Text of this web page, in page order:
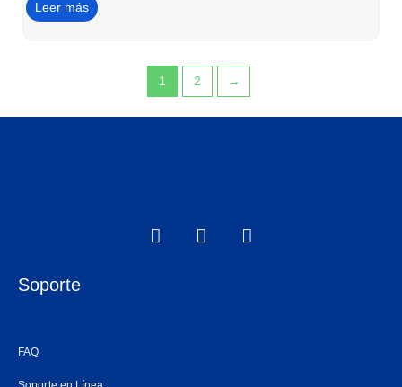
Leer más
1 2 →
F
a
I
n
W
h
Soporte
FAQ